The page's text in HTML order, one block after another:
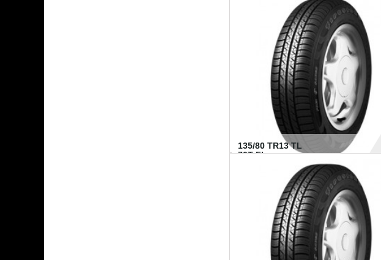
135/80 TR13 TL
70T FI...